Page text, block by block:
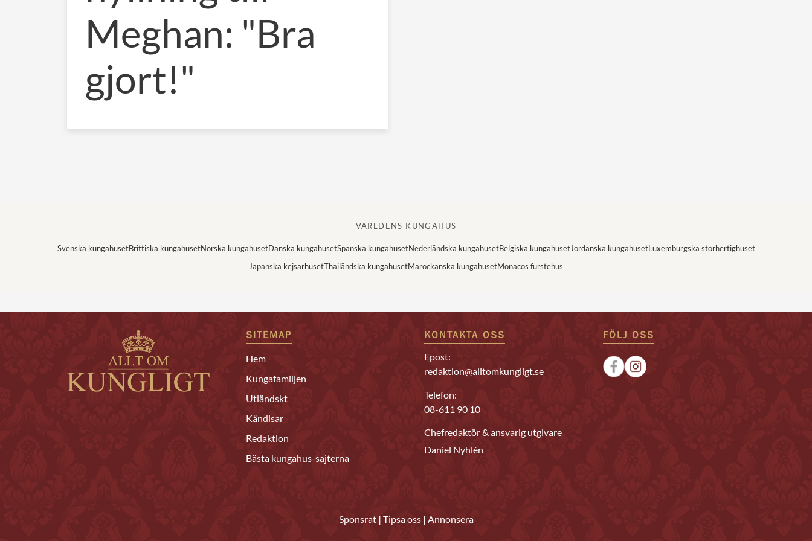
Meghan: "Bra
gjort!"
VÄRLDENS KUNGAHUS
Svenska kungahusetBrittiska kungahusetNorska kungahusetDanska kungahusetSpanska kungahusetNederländska kungahusetBelgiska kungahusetJordanska kungahusetLuxemburgska storhertighuset
Japanska kejsarhusetThailändska kungahusetMarockanska kungahusetMonacos furstehus
SITEMAP
Hem
Kungafamiljen
Utländskt
Kändisar
Redaktion
Bästa kungahus-sajterna
KONTAKTA OSS
Epost:
redaktion@alltomkungligt.se
Telefon:
08-611 90 10
Chefredaktör & ansvarig utgivare
Daniel Nyhlén
FÖLJ OSS
Sponsrat | Tipsa oss | Annonsera